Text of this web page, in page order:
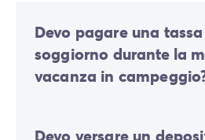
Devo pagare una
soggiorno durante la
vacanza in
località turistiche. Dovrai quindi
Devo versare un